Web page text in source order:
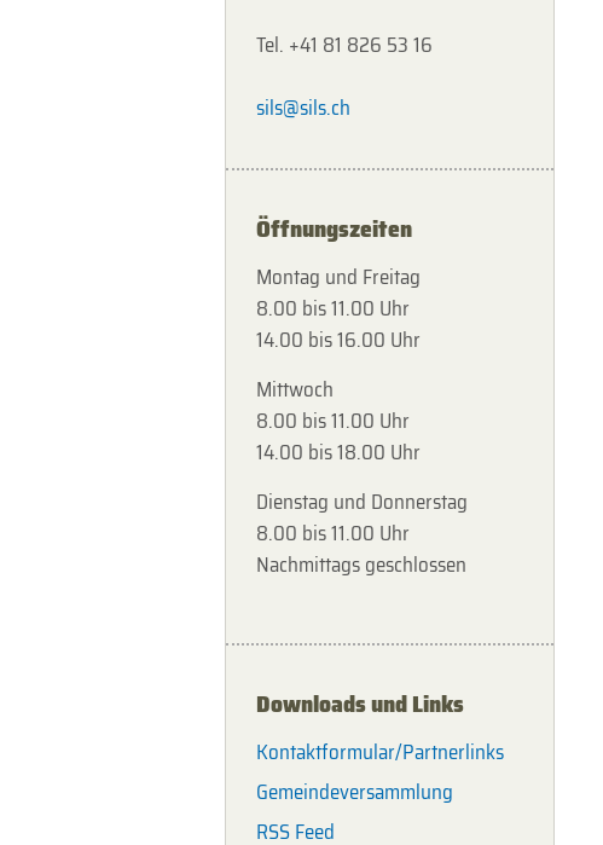
Tel. +41 81 826 53 16
sils@sils.ch
Öffnungszeiten
Montag und Freitag
8.00 bis 11.00 Uhr
14.00 bis 16.00 Uhr
Mittwoch
8.00 bis 11.00 Uhr
14.00 bis 18.00 Uhr
Dienstag und Donnerstag
8.00 bis 11.00 Uhr
Nachmittags geschlossen
Downloads und Links
Kontaktformular/Partnerlinks
Gemeindeversammlung
RSS Feed